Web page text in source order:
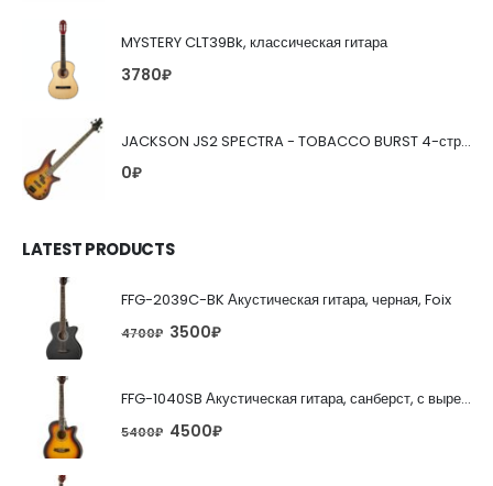
MYSTERY CLT39Bk, классическая гитара
3780₽
JACKSON JS2 SPECTRA - TOBACCO BURST 4-струнная бас-гитара
0₽
LATEST PRODUCTS
FFG-2039C-BK Акустическая гитара, черная, Foix
4700₽ 3500₽
FFG-1040SB Акустическая гитара, санберст, с вырезом, Foix
5400₽ 4500₽